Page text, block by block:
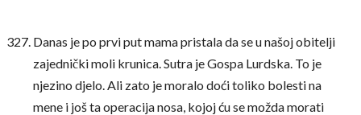
Danas je po prvi put mama pristala da se u našoj obitelji
zajednički moli krunica. Sutra je Gospa Lurdska. To je
njezino djelo. Ali zato je moralo doći toliko bolesti na
mene i još ta operacija nosa, kojoj ću se možda morati